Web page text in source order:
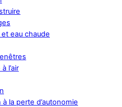
eau chaude
l’air
la perte d’autonomie